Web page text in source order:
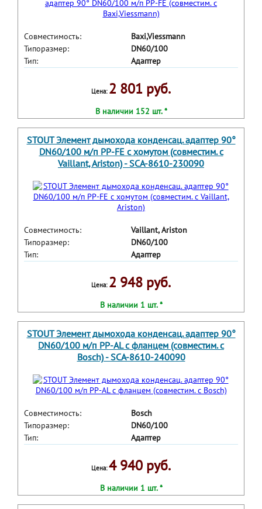
Совместимость:
Baxi,Viessmann
Типоразмер:
DN60/100
Тип:
Адаптер
Цена: 2 801 руб.
В наличии 152 шт. *
STOUT Элемент дымохода конденсац. адаптер 90°
DN60/100 м/п PP-FE c хомутом (совместим. с
Vaillant, Ariston) - SCA-8610-230090
Совместимость:
Vaillant, Ariston
Типоразмер:
DN60/100
Тип:
Адаптер
Цена: 2 948 руб.
В наличии 1 шт. *
STOUT Элемент дымохода конденсац. адаптер 90°
DN60/100 м/п PP-AL с фланцем (совместим. с
Bosch) - SCA-8610-240090
Совместимость:
Bosch
Типоразмер:
DN60/100
Тип:
Адаптер
Цена:4 940 руб.
В наличии 1 шт. *